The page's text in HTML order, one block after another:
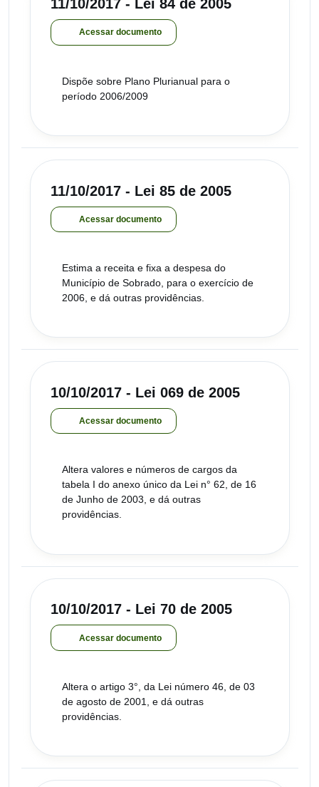
11/10/2017 - Lei 84 de 2005
Acessar documento
Dispõe sobre Plano Plurianual para o
período 2006/2009
11/10/2017 - Lei 85 de 2005
Acessar documento
Estima a receita e fixa a despesa do
Município de Sobrado, para o exercício de
2006, e dá outras providências.
10/10/2017 - Lei 069 de 2005
Acessar documento
Altera valores e números de cargos da
tabela I do anexo único da Lei n° 62, de 16
de Junho de 2003, e dá outras
providências.
10/10/2017 - Lei 70 de 2005
Acessar documento
Altera o artigo 3°, da Lei número 46, de 03
de agosto de 2001, e dá outras
providências.